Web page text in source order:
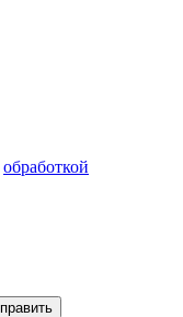
обработкой